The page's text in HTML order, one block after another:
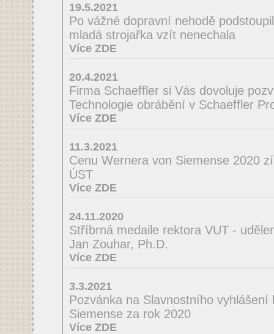
19.5.2021
Po vážné dopravní nehodě
mladá strojařka vzít nenechala
Více ZDE
20.4.2021
Firma Schaeffler si Vás dovoluje
Technologie obrábění v Schaeffler
Více ZDE
11.3.2021
Cenu Wernera von Siemense 2020
ÚST
Více ZDE
24.11.2020
Stříbrná medaile rektora VUT -
Jan Zouhar, Ph.D.
Více ZDE
3.3.2021
Pozvánka na Slavnostního
Siemense za rok 2020
Více ZDE